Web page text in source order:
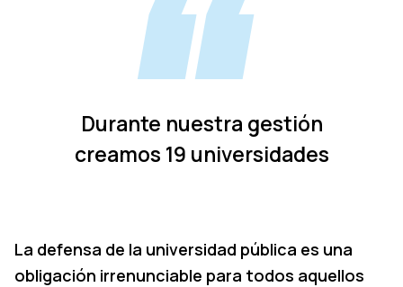
Durante nuestra gestión
creamos 19 universidades
La defensa de la universidad pública es una
obligación irrenunciable para todos aquellos